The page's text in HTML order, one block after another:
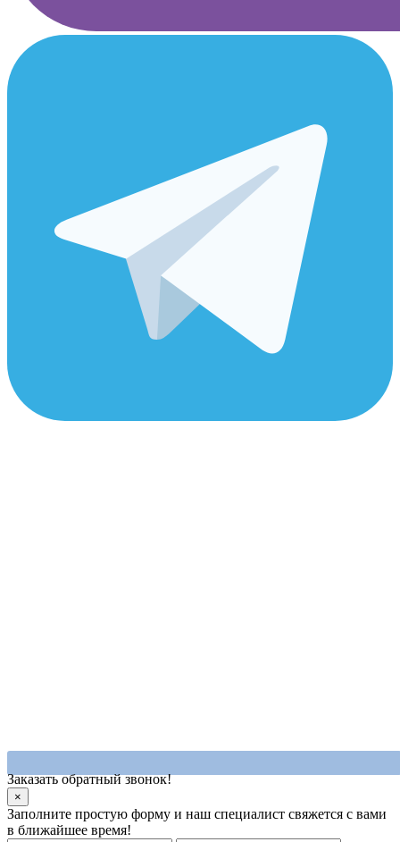
Заказать обратный звонок!
×
Заполните простую форму и наш специалист свяжется с вами
в ближайшее время!